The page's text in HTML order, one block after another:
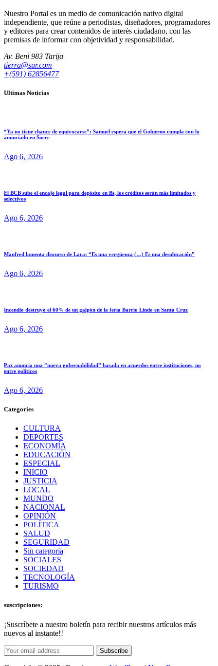
Nuestro Portal es un medio de comunicación nativo digital
independiente, que reúne a periodistas, diseñadores, programadores
y editores para crear contenidos de interés ciudadano, con las
premisas de informar con objetividad y responsabilidad.
Av. Beni 983 Tarija
tierra@sur.com
+(591) 62856477
Ultimas Noticias
“Ya no tiene chance de equivocarse”: Samuel espera que el Gobierno cumpla con lo
anunciado en Sucre
Ago 6, 2026
El BCB sube el encaje legal para depósito en Bs, los créditos serán más limitados y
selectivos
Ago 6, 2026
Manfred lamenta discurso de Lara: “Es una vergüenza (…) Es una desubicación”
Ago 6, 2026
Incendio destruyó el 60% de un galpón de la feria Barrio Lindo en Santa Cruz
Ago 6, 2026
Paz anuncia una “nueva gobernabilidad” basada en acuerdos entre instituciones, no
entre políticos
Ago 6, 2026
Categories
CULTURA
DEPORTES
ECONOMÍA
EDUCACIÓN
ESPECIAL
INICIO
JUSTICIA
LOCAL
MUNDO
NACIONAL
OPINIÓN
POLÍTICA
SALUD
SEGURIDAD
Sin categoría
SOCIALES
SOCIEDAD
TECNOLOGÍA
TURISMO
suscripciones:
¡Suscríbete a nuestro boletín para recibir nuestros artículos más
nuevos al instante!!
Subscribe